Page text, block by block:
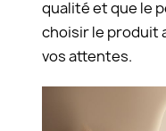
qualité et que le
choisir le produit
vos attentes.